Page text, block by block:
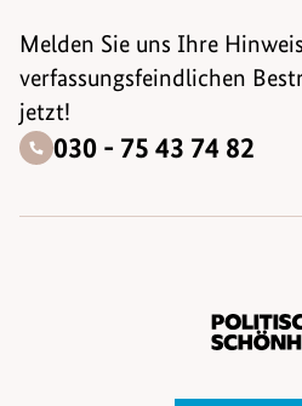
Melden Sie uns Ihre
verfassungsfeindlichen
jetzt!
030 - 75 43 74 82